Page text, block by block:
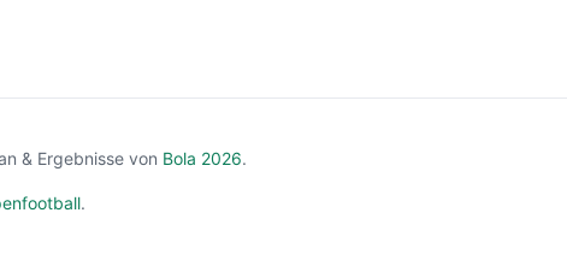
& Ergebnisse von Bola 2026.
.